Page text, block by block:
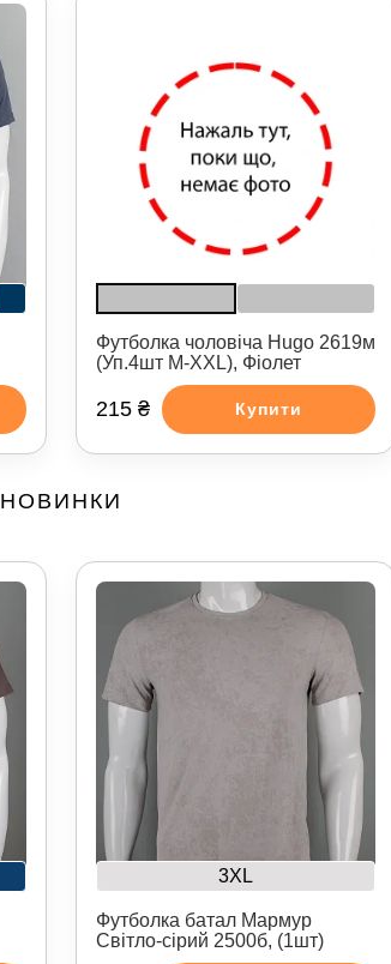
Футболка чоловіча Hugo 2619м
(Уп.4шт M-XXL), Фіолет
215 ₴ Купити
НОВИНКИ
3XL
Футболка батал Мармур
Світло-сірий 2500б, (1шт)